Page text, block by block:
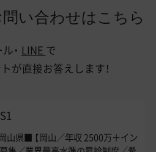
い合わせはこちら
・ LINE で
が直接お答えします！
山県■ 【岡山／年収 2500万＋イン